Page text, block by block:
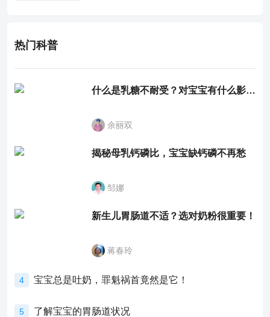
热门科普
什么是乳糖不耐受？对宝宝有什么影响？
余丽双
揭秘母乳钙磷比，宝宝缺钙磷不再愁
邹娜
新生儿胃肠道不适？选对奶粉很重要！
蒋春玲
4 宝宝总是吐奶，罪魁祸首竟然是它！
5 了解宝宝的胃肠道状况